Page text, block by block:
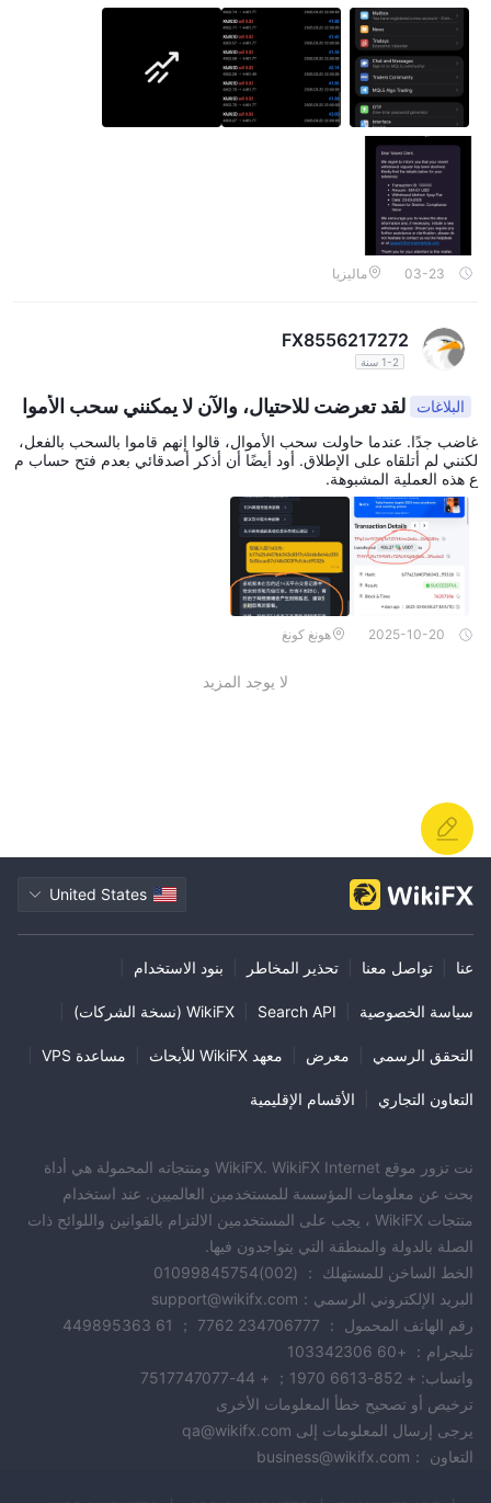
03-23 ماليزيا
FX8556217272
1-2 سنة
البلاغات
لقد تعرضت للاحتيال، والآن لا يمكنني سحب الأموا
ل.
غاضب جدًا. عندما حاولت سحب الأموال، قالوا إنهم قاموا بالسحب بالفعل،
لكنني لم أتلقاه على الإطلاق. أود أيضًا أن أذكر أصدقائي بعدم فتح حساب م
ع هذه العملية المشبوهة.
2025-10-20 هونغ كونغ
لا يوجد المزيد
United States
عنا تواصل معنا تحذير المخاطر بنود الاستخدام
سياسة الخصوصية Search API WikiFX (نسخة الشركات)
التحقق الرسمي معرض معهد WikiFX للأبحاث مساعدة VPS
التعاون التجاري الأقسام الإقليمية
نت تزور موقع WikiFX. WikiFX Internet ومنتجاته المحمولة هي أداة
بحث عن معلومات المؤسسة للمستخدمين العالميين. عند استخدام
منتجات WikiFX ، يجب على المستخدمين الالتزام بالقوانين واللوائح ذات
الصلة بالدولة والمنطقة التي يتواجدون فيها.
الخط الساخن للمستهلك ： (002)01099845754
البريد الإلكتروني الرسمي：support@wikifx.com
رقم الهاتف المحمول ： 234706777 7762 ； 61 449895363
تليجرام： +60 103342306
واتساب: + 852-6613 1970； + 44-7517747077
ترخيص أو تصحيح خطأ المعلومات الأخرى
يرجى إرسال المعلومات إلى qa@wikifx.com
التعاون ：business@wikifx.com